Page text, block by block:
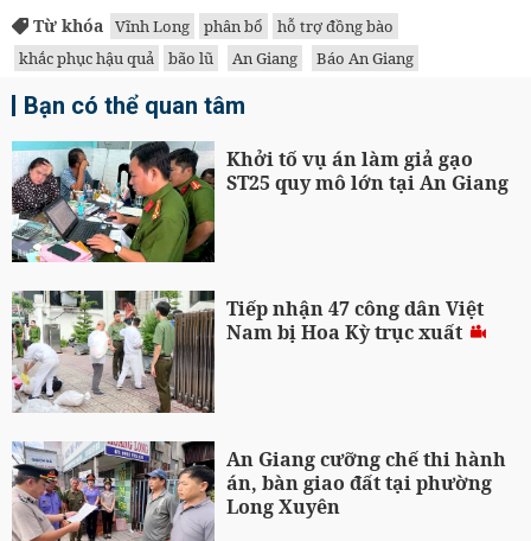
Từ khóa Vĩnh Long phân bổ
hỗ trợ đồng bào
khắc phục hậu quả
bão lũ An Giang Báo An Giang
Bạn có thể quan tâm
Khởi tố vụ án làm giả gạo
ST25 quy mô lớn tại An Giang
Tiếp nhận 47 công dân Việt
Nam bị Hoa Kỳ trục xuất
An Giang cưỡng chế thi hành
án, bàn giao đất tại phường
Long Xuyên